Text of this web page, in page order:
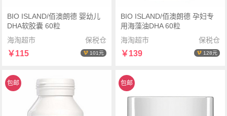
BIO ISLAND/佰澳朗德 婴幼儿
DHA软胶囊 60粒
海淘超市
保税仓
￥115 101元
BIO ISLAND/佰澳朗德 孕妇专
用海藻油DHA 60粒
海淘超市
保税仓
￥139 128元
包邮 包邮